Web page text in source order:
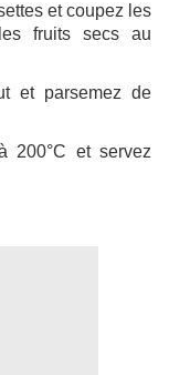
et coupez les
fruits secs au
et parsemez de
200°C et servez